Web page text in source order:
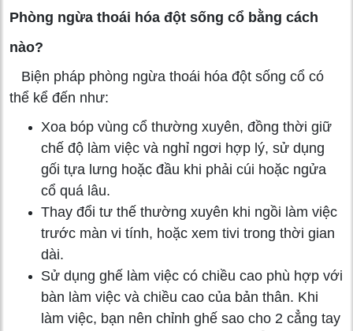
Phòng ngừa thoái hóa đột sống cổ bằng cách
nào?
Biện pháp phòng ngừa thoái hóa đột sống cổ có
thể kể đến như:
Xoa bóp vùng cổ thường xuyên, đồng thời giữ
chế độ làm việc và nghỉ ngơi hợp lý, sử dụng
gối tựa lưng hoặc đầu khi phải cúi hoặc ngửa
cổ quá lâu.
Thay đổi tư thế thường xuyên khi ngồi làm việc
trước màn vi tính, hoặc xem tivi trong thời gian
dài.
Sử dụng ghế làm việc có chiều cao phù hợp với
bàn làm việc và chiều cao của bản thân. Khi
làm việc, bạn nên chỉnh ghế sao cho 2 cẳng tay